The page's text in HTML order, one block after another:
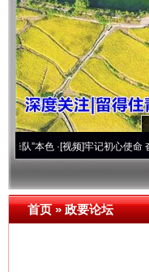
·[视频]牢记初心使命 奋进复兴征
首页»政要论坛